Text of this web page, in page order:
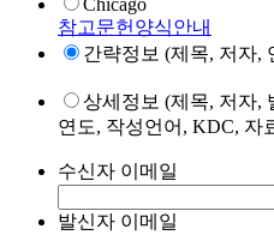
Chicago
참고문헌양식안내
간략정보 (제목, 저자,
상세정보 (제목, 저자,
연도, 작성언어, KDC, 자
수신자 이메일
발신자 이메일